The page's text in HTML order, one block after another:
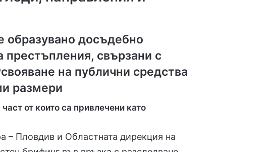
образувано досъдебно
престъпления, свързани с
на публични средства
размери
от които са привлечени като
– Пловдив и Областната дирекция на